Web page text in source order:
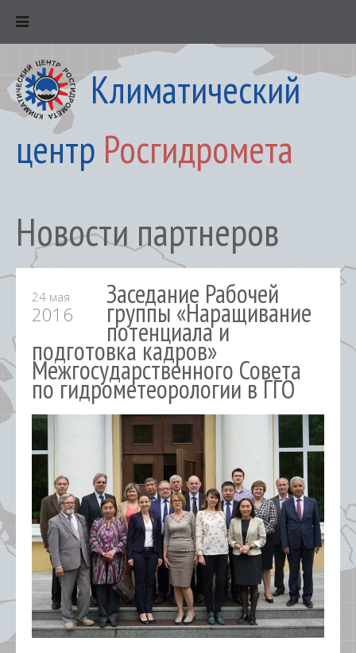
Климатический
центр Росгидромета
Новости партнеров
24 мая
2016
Заседание Рабочей
группы «Наращивание
потенциала и
подготовка кадров»
Межгосударственного Совета
по гидрометеорологии в ГГО